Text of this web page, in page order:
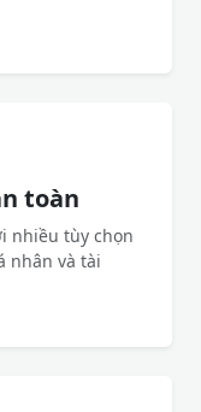
toàn
nhiều tùy chọn
nhân và tài